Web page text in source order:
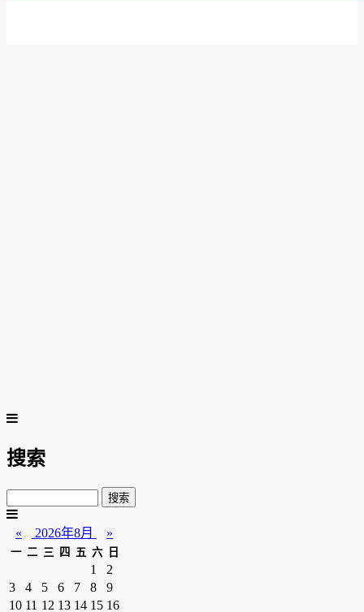
搜索
« 2026年8月 »
一 二 三 四 五 六 日
1
2
3
4 5 6 7 8
9
10 11 12 13 14 15 16